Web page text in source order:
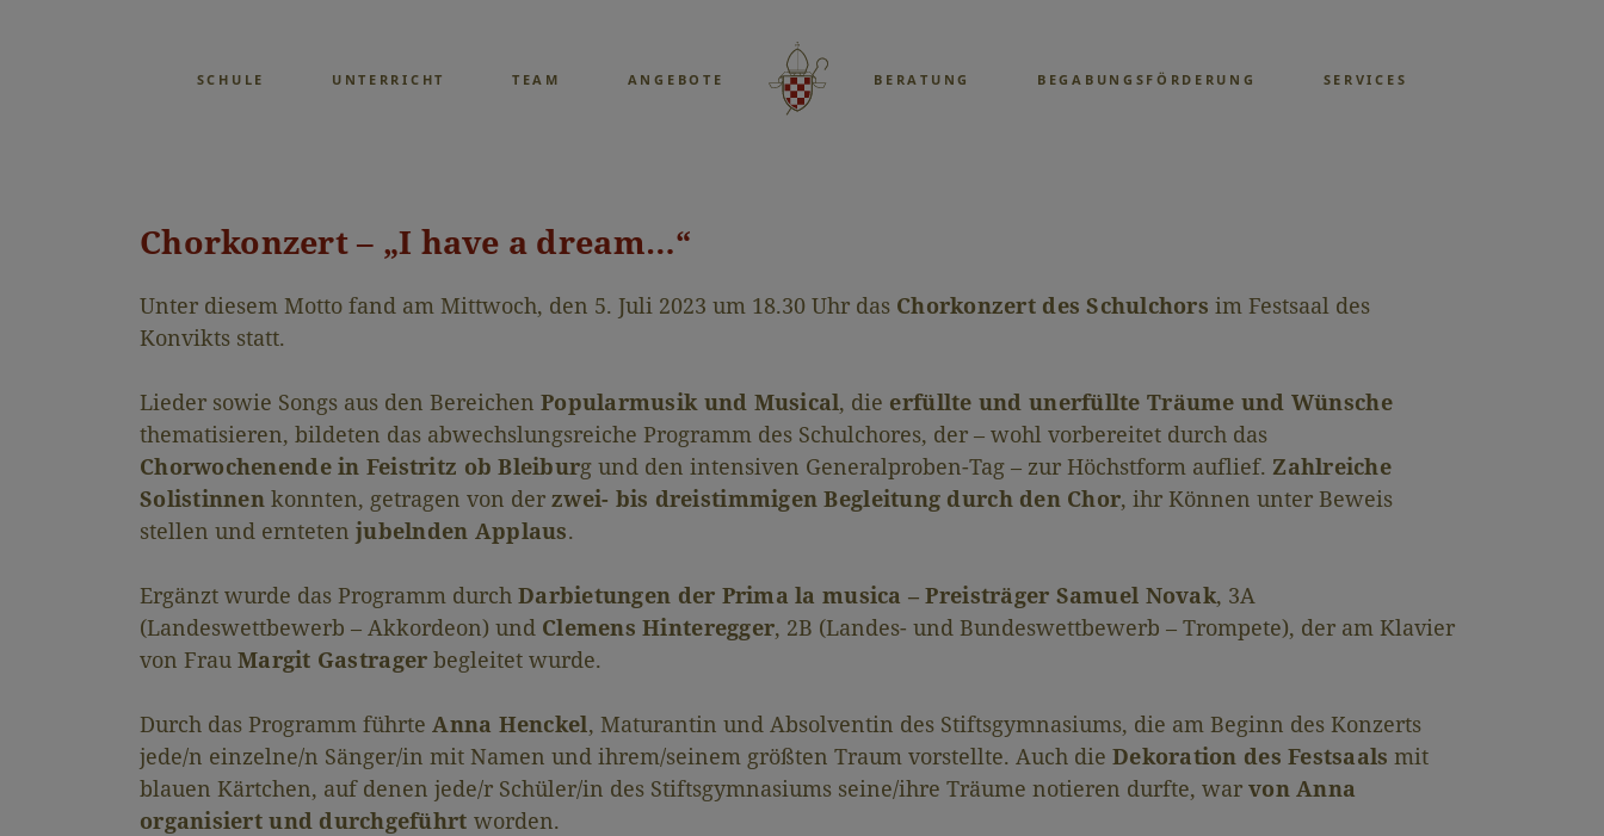
SCHULE UNTERRICHT TEAM ANGEBOTE BERATUNG BEGABUNGSFÖRDERUNG SERVICES
Chorkonzert – „I have a dream…“
Unter diesem Motto fand am Mittwoch, den 5. Juli 2023 um 18.30 Uhr das Chorkonzert des Schulchors im Festsaal des
Konvikts statt.
Lieder sowie Songs aus den Bereichen Popularmusik und Musical, die erfüllte und unerfüllte Träume und Wünsche
thematisieren, bildeten das abwechslungsreiche Programm des Schulchores, der – wohl vorbereitet durch das
Chorwochenende in Feistritz ob Bleiburg und den intensiven Generalproben-Tag – zur Höchstform auflief.Zahlreiche
Solistinnenkonnten, getragen von der zwei- bis dreistimmigen Begleitung durch den Chor, ihr Können unter Beweis
stellen und ernteten jubelnden Applaus.
Ergänzt wurde das Programm durch Darbietungen der Prima la musica – Preisträger Samuel Novak, 3A
(Landeswettbewerb – Akkordeon) und Clemens Hinteregger, 2B (Landes- und Bundeswettbewerb – Trompete), der am Klavier
von Frau Margit Gastrager begleitet wurde.
Durch das Programm führte Anna Henckel, Maturantin und Absolventin des Stiftsgymnasiums, die am Beginn des Konzerts
jede/n einzelne/n Sänger/in mit Namen und ihrem/seinem größten Traum vorstellte. Auch die Dekoration des Festsaals mit
blauen Kärtchen, auf denen jede/r Schüler/in des Stiftsgymnasiums seine/ihre Träume notieren durfte, war von Anna
organisiert und durchgeführt worden.